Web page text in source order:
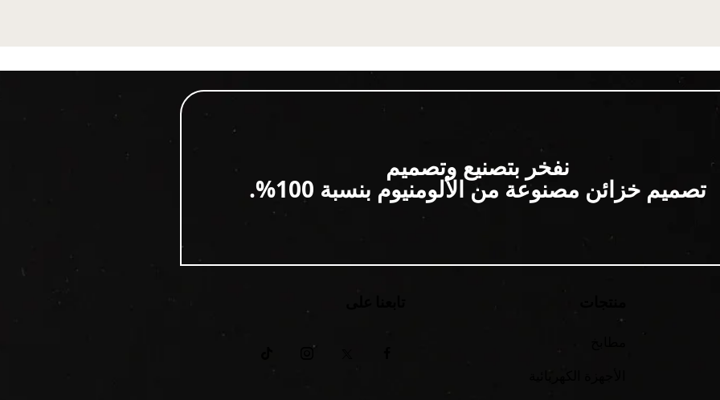
نفخر بتصنيع وتصميم
تصميم خزائن مصنوعة من الألومنيوم بنسبة 100%.
الأجهزة الكهربائية